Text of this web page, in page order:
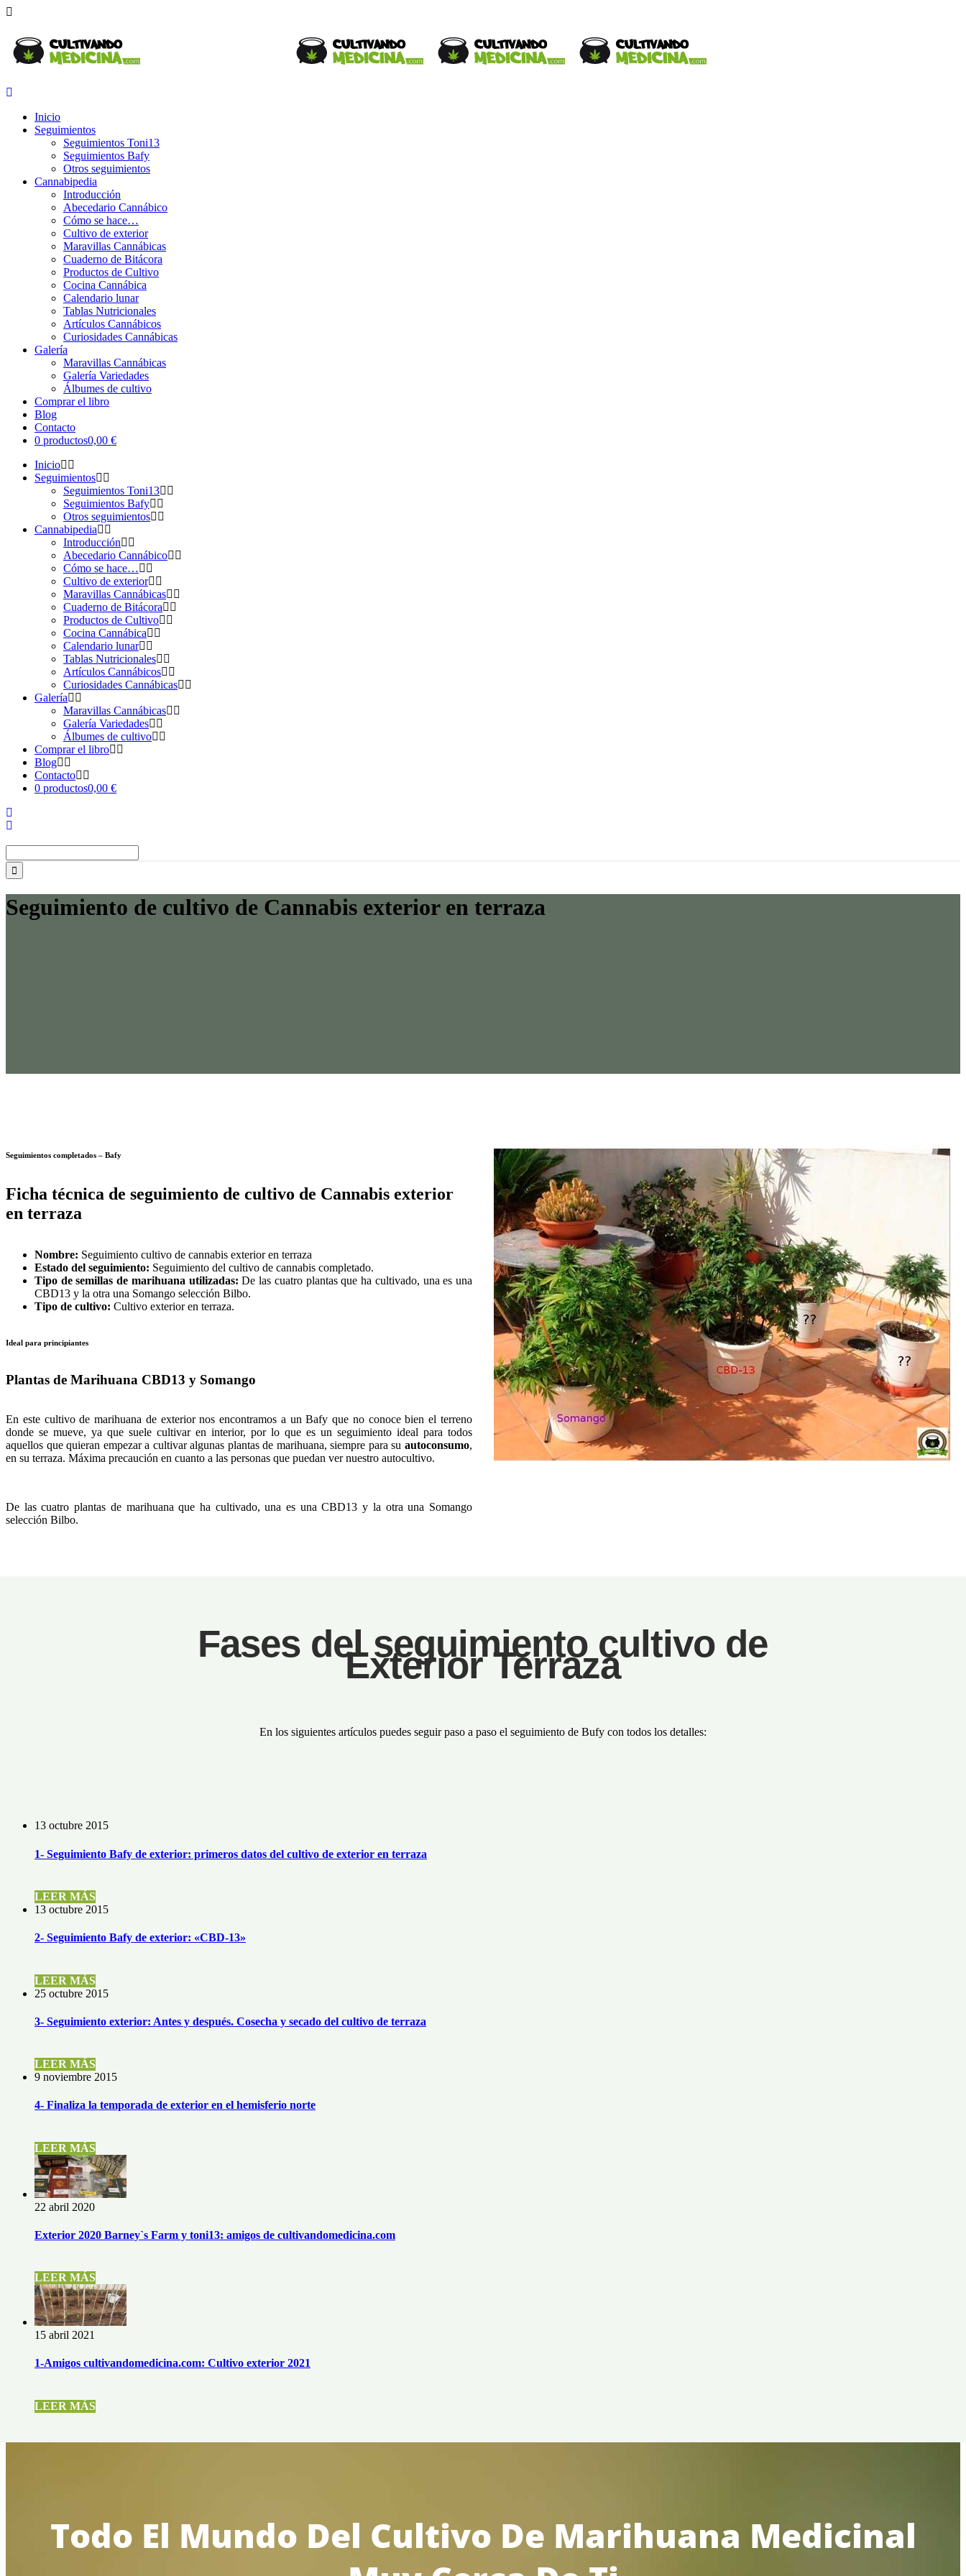
Inicio
Seguimientos
Seguimientos Toni13
Seguimientos Bafy
Otros seguimientos
Cannabipedia
Introducción
Abecedario Cannábico
Cómo se hace…
Cultivo de exterior
Maravillas Cannábicas
Cuaderno de Bitácora
Productos de Cultivo
Cocina Cannábica
Calendario lunar
Tablas Nutricionales
Artículos Cannábicos
Curiosidades Cannábicas
Galería
Maravillas Cannábicas
Galería Variedades
Álbumes de cultivo
Comprar el libro
Blog
Contacto
0 productos0,00 €
Inicio
Seguimientos
Seguimientos Toni13
Seguimientos Bafy
Otros seguimientos
Cannabipedia
Introducción
Abecedario Cannábico
Cómo se hace…
Cultivo de exterior
Maravillas Cannábicas
Cuaderno de Bitácora
Productos de Cultivo
Cocina Cannábica
Calendario lunar
Tablas Nutricionales
Artículos Cannábicos
Curiosidades Cannábicas
Galería
Maravillas Cannábicas
Galería Variedades
Álbumes de cultivo
Comprar el libro
Blog
Contacto
0 productos0,00 €
Seguimiento de cultivo de Cannabis exterior en terraza
Seguimientos completados – Bafy
Ficha técnica de seguimiento de cultivo de Cannabis exterior
en terraza
Nombre: Seguimiento cultivo de cannabis exterior en terraza
Estado del seguimiento: Seguimiento del cultivo de cannabis completado.
Tipo de semillas de marihuana utilizadas: De las cuatro plantas que ha cultivado, una es una
CBD13 y la otra una Somango selección Bilbo.
Tipo de cultivo: Cultivo exterior en terraza.
Ideal para principiantes
Plantas de Marihuana CBD13 y Somango
En este cultivo de marihuana de exterior nos encontramos a un Bafy que no conoce bien el terreno
donde se mueve, ya que suele cultivar en interior, por lo que es un seguimiento ideal para todos
aquellos que quieran empezar a cultivar algunas plantas de marihuana, siempre para su autoconsumo,
en su terraza. Máxima precaución en cuanto a las personas que puedan ver nuestro autocultivo.
De las cuatro plantas de marihuana que ha cultivado, una es una CBD13 y la otra una Somango
selección Bilbo.
Fases del seguimiento cultivo de
Exterior Terraza
En los siguientes artículos puedes seguir paso a paso el seguimiento de Bufy con todos los detalles:
13 octubre 2015
1- Seguimiento Bafy de exterior: primeros datos del cultivo de exterior en terraza
LEER MÁS
13 octubre 2015
2- Seguimiento Bafy de exterior: «CBD-13»
LEER MÁS
25 octubre 2015
3- Seguimiento exterior: Antes y después. Cosecha y secado del cultivo de terraza
LEER MÁS
9 noviembre 2015
4- Finaliza la temporada de exterior en el hemisferio norte
LEER MÁS
22 abril 2020
Exterior 2020 Barney`s Farm y toni13: amigos de cultivandomedicina.com
LEER MÁS
15 abril 2021
1-Amigos cultivandomedicina.com: Cultivo exterior 2021
LEER MÁS
Todo El Mundo Del Cultivo De Marihuana Medicinal